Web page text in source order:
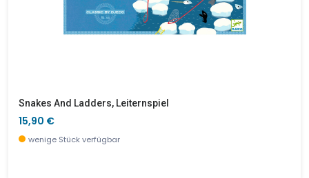
Snakes And Ladders, Leiternspiel
15,90 €
wenige Stück verfügbar